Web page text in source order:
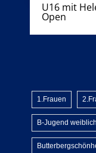
U16 mit
Open
1.Frauen
B-Jugend weiblich